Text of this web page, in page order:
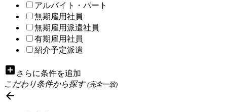
アルバイト・パート
無期雇用社員
無期雇用派遣社員
有期雇用社員
紹介予定派遣
add_box さらに条件を追加
こだわり条件から探す(完全一致)
